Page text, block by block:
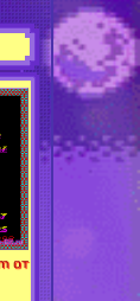
от